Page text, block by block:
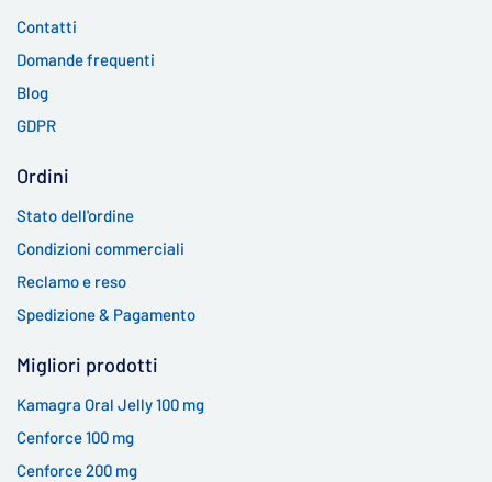
Contatti
Domande frequenti
Blog
GDPR
Ordini
Stato dell'ordine
Condizioni commerciali
Reclamo e reso
Spedizione & Pagamento
Migliori prodotti
Kamagra Oral Jelly 100 mg
Cenforce 100 mg
Cenforce 200 mg